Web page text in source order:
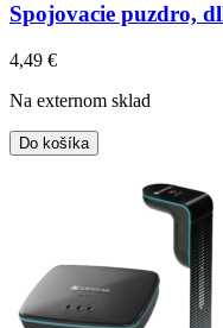
Spojovacie puzdro,
4,49 €
Na externom sklad
Do košíka